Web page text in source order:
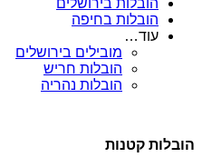
הובלות בירושלים
הובלות בחיפה
עוד…
מובילים בירושלים
הובלות חריש
הובלות נהריה
הובלות קטנות